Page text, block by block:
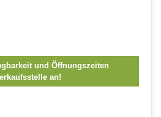
und Öffnungszeiten
an!